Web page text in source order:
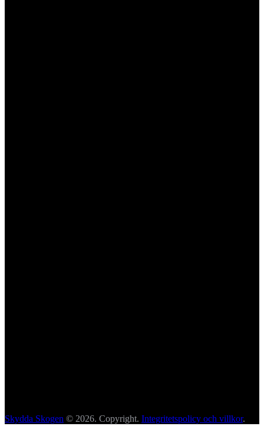
Skydda Skogen © 2026. Copyright. Integritetspolicy och villkor.